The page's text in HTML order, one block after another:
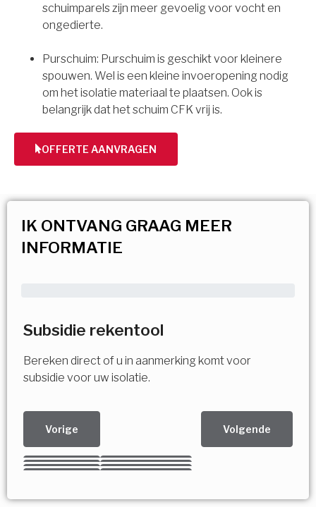
schuimparels zijn meer gevoelig voor vocht en
ongedierte.
Purschuim: Purschuim is geschikt voor kleinere
spouwen. Wel is een kleine invoeropening nodig
om het isolatie materiaal te plaatsen. Ook is
belangrijk dat het schuim CFK vrij is.
OFFERTE AANVRAGEN
IK ONTVANG GRAAG MEER
INFORMATIE
Subsidie rekentool
Bereken direct of u in aanmerking komt voor
subsidie voor uw isolatie.
Vorige Volgende
Kies uw Isolatiemaatregel
Meerdere keuzes mogelijk
Vorige Volgende